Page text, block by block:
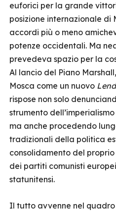
euforici per la grande
posizione internazionale di
accordi più o meno
potenze occidentali. Ma
prevedeva spazio per la
Al lancio del Piano
Mosca come un nuovo
rispose non solo
strumento
ma anche procedendo
tradizionali della politica
consolidamento del
dei partiti comunisti
statunitensi.
Il tutto avvenne nel